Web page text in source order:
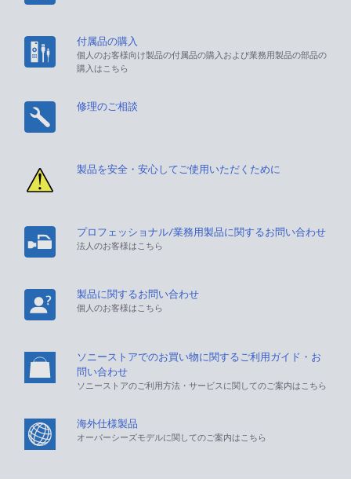
付属品の購入
個人のお客様向け製品の付属品の購入および業務用製品の部品の
購入はこちら
修理のご相談
製品を安全・安心してご使用いただくために
プロフェッショナル/業務用製品に関するお問い合わせ
法人のお客様はこちら
製品に関するお問い合わせ
個人のお客様はこちら
ソニーストアでのお買い物に関するご利用ガイド・お
問い合わせ
ソニーストアのご利用方法・サービスに関してのご案内はこちら
海外仕様製品
オーバーシーズモデルに関してのご案内はこちら